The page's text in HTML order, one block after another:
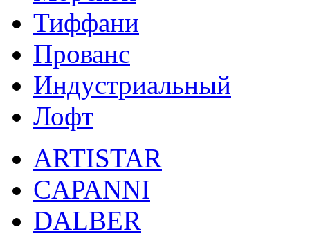
Тиффани
Прованс
Индустриальный
Лофт
ARTISTAR
CAPANNI
DALBER